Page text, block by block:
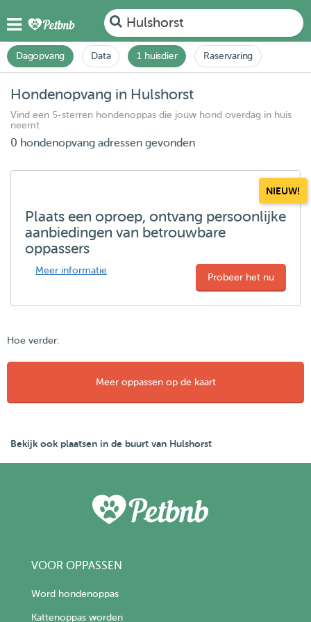
Hulshorst
Dagopvang Data 1 huisdier Raservaring
Hondenopvang in Hulshorst
Vind een 5-sterren hondenoppas die jouw hond overdag in huis
neemt
0 hondenopvang adressen gevonden
NIEUW!
Plaats een oproep, ontvang persoonlijke
aanbiedingen van betrouwbare
oppassers
Meer informatie
Probeer het nu
Hoe verder:
Meer oppassen op de kaart
Bekijk ook plaatsen in de buurt van Hulshorst
VOOR OPPASSEN
Word hondenoppas
Kattenoppas worden